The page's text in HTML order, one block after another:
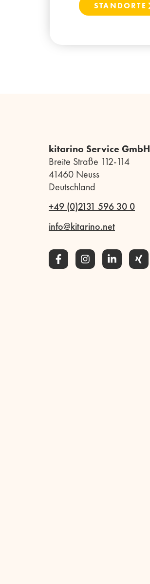
STANDORTE
kitarino Service GmbH
Breite Straße 112-114
41460 Neuss
Deutschland
+49 (0)2131 596 30 0
info@kitarino.net